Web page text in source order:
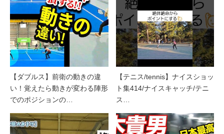
【ダブルス】前衛の動きの違
い！覚えたら動きが変わる陣形
でのポジションの…
【テニス/tennis】ナイスショッ
ト集414/ナイスキャッチ/テニ
ス…